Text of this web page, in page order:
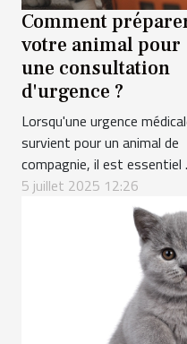
Comment
votre animal pour
une consultation
d'urgence ?
Lorsqu'une urgence
survient pour un animal de
compagnie, il est essentiel
réagir rapidement et
efficacement. Cependant,
préparation avant d’arriver
la clinique peut faire toute
différence pour la sécurité
le bien-être de l’animal.
cet article, découvrez les
5 juillet 2025 12:26